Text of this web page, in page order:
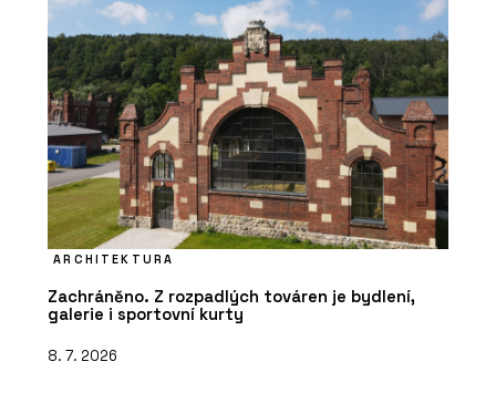
ARCHITEKTURA
Zachráněno. Z rozpadlých továren je bydlení,
galerie i sportovní kurty
8. 7. 2026